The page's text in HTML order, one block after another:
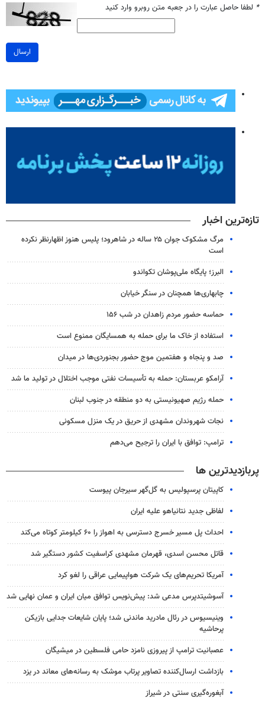
* لطفا حاصل عبارت را در جعبه متن روبرو وارد کنید
ارسال
تازه‌ترین اخبار
مرگ مشکوک جوان ۲۵ ساله در شاهرود؛ پلیس هنوز اظهارنظر نکرده
است
البرز؛ پایگاه ملی‌پوشان تکواندو
چابهاری‌ها همچنان در سنگر خیابان
حماسه حضور مردم زاهدان در شب ۱۵۶
استفاده از خاک ما برای حمله به همسایگان ممنوع است
صد و پنجاه و هفتمین موج حضور بجنوردی‌ها در میدان
آرامکو عربستان: حمله به تأسیسات نفتی موجب اختلال در تولید ما شد
حمله رژیم صهیونیستی به دو منطقه در جنوب لبنان
نجات شهروندان مشهدی از حریق در یک منزل مسکونی
ترامپ: توافق با ایران را ترجیح می‌دهم
پربازدیدترین ها
کاپیتان پرسپولیس به گل‌گهر سیرجان پیوست
لفاظی جدید نتانیاهو علیه ایران
احداث پل مسیر خسرج دسترسی به اهواز را ۶۰ کیلومتر کوتاه می‌کند
قاتل محسن اسدی، قهرمان مشهدی کراسفیت کشور دستگیر شد
آمریکا تحریم‌های یک شرکت هواپیمایی عراقی را لغو کرد
آسوشیتدپرس مدعی شد: پیش‌نویس توافق میان ایران و عمان نهایی شد
وینیسیوس در رئال مادرید ماندنی شد؛ پایان شایعات جدایی بازیکن
پرحاشیه
عصبانیت ترامپ از پیروزی نامزد حامی فلسطین در میشیگان
بازداشت ارسال‌کننده تصاویر پرتاب موشک به رسانه‌های معاند در یزد
آبغوره‌گیری سنتی در شیراز